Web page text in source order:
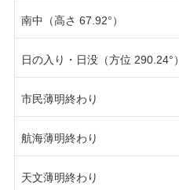
南中（高さ 67.92°）
日の入り・日没（方位 290.24°）
市民薄明終わり
航海薄明終わり
天文薄明終わり